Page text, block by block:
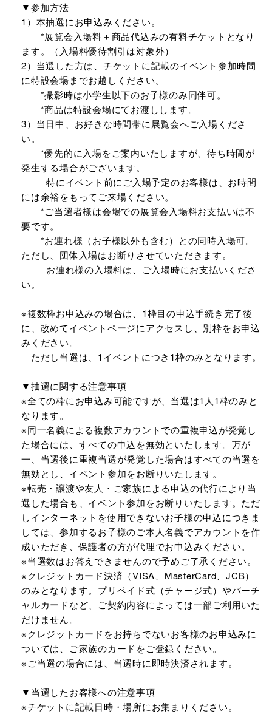
▼参加方法
1）本抽選にお申込みください。
*展覧会入場料＋商品代込みの有料チケットとなり
ます。（入場料優待割引は対象外）
2）当選した方は、チケットに記載のイベント参加時間
に特設会場までお越しください。
*撮影時は小学生以下のお子様のみ同伴可。
*商品は特設会場にてお渡しします。
3）当日中、お好きな時間帯に展覧会へご入場くださ
い。
*優先的に入場をご案内いたしますが、待ち時間が
発生する場合がございます。
特にイベント前にご入場予定のお客様は、お時間
には余裕をもってご来場ください。
*ご当選者様は会場での展覧会入場料お支払いは不
要です。
*お連れ様（お子様以外も含む）との同時入場可。
ただし、団体入場はお断りさせていただきます。
お連れ様の入場料は、ご入場時にお支払いくださ
い。
※複数枠お申込みの場合は、1枠目の申込手続き完了後
に、改めてイベントページにアクセスし、別枠をお申込
みください。
ただし当選は、1イベントにつき1枠のみとなります。
▼抽選に関する注意事項
※全ての枠にお申込み可能ですが、当選は1人1枠のみと
なります。
※同一名義による複数アカウントでの重複申込が発覚し
た場合には、すべての申込を無効といたします。万が
一、当選後に重複当選が発覚した場合はすべての当選を
無効とし、イベント参加をお断りいたします。
※転売・譲渡や友人・ご家族による申込の代行により当
選した場合も、イベント参加をお断りいたします。ただ
しインターネットを使用できないお子様の申込につきま
しては、参加するお子様のご本人名義でアカウントを作
成いただき、保護者の方が代理でお申込みください。
※当選数はお答えできませんので予めご了承ください。
※クレジットカード決済（VISA、MasterCard、JCB）
のみとなります。プリペイド式（チャージ式）やバーチ
ャルカードなど、ご契約内容によっては⼀部ご利⽤いた
だけません。
※クレジットカードをお持ちでないお客様のお申込みに
ついては、ご家族のカードをご登録ください。
※ご当選の場合には、当選時に即時決済されます。
▼当選したお客様への注意事項
※チケットに記載日時・場所にお集まりください。